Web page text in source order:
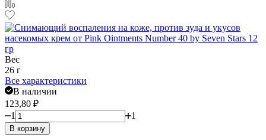
Вес
26 г
Все характеристики
В наличии
123,80 ₽
1
1
В корзину